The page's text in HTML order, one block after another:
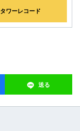
タワーレコード
送る